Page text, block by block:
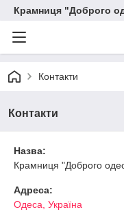
Крамниця "Доброго
Контакти
Контакти
Назва:
Крамниця "Доброго
Адреса:
Одеса, Україна